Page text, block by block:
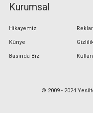
Kurumsal
Hikayemiz
Künye
Basında Biz
© 2009 - 2024